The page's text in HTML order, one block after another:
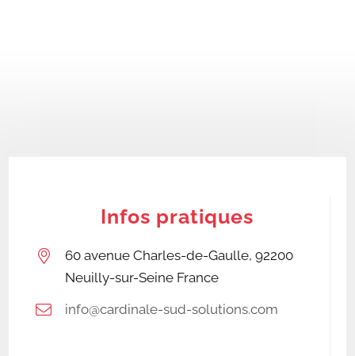
Infos pratiques
60 avenue Charles-de-Gaulle, 92200
Neuilly-sur-Seine France
info@cardinale-sud-solutions.com